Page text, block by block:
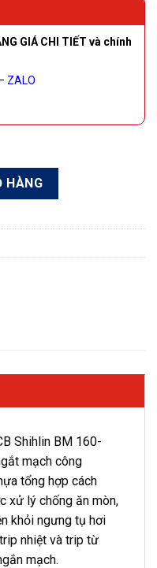
GIÁ CHI TIẾT và chính
ZALO
BM 160-HTA 3P 60A
HÀNG
Shihlin BM 160-
mạch công
tổng hợp cách
xử lý chống ăn mòn,
khỏi ngưng tụ hơi
nhiệt và trip từ
mạch.